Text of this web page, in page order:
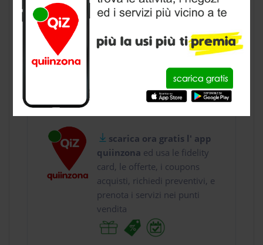
CONTATTI
usa gratis quiinzona e :
Via A. D'Aosta ...
scarica ora gratis l' app
quiinzona ed usa le fidelity
card, le offerte, i coupons
acquisti, richiedi preventivi, e
prenota i servizi nei punti
vendita